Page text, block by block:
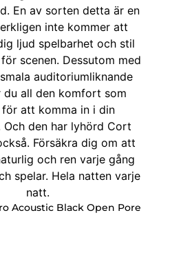
Acoustic Black Open Pore